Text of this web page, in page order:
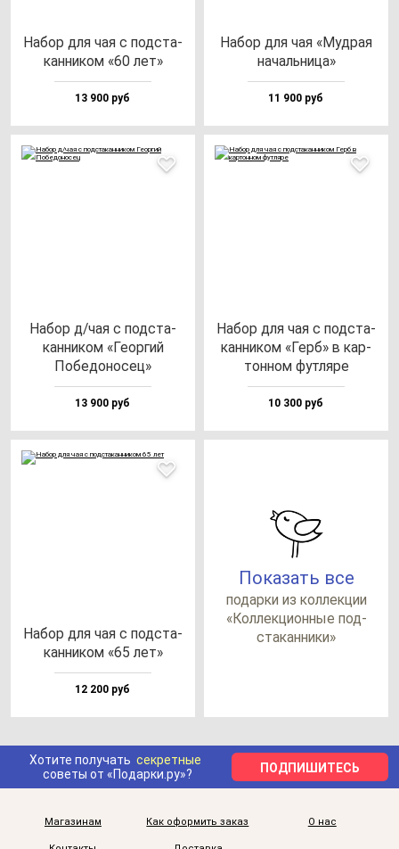
Набор для чая с под­ста­
кан­ни­ком «60 лет»
13 900 руб
Набор для чая «Муд­рая
на­чаль­ни­ца»
11 900 руб
Набор д/чая с под­ста­
кан­ни­ком «Геор­гий
Побе­до­но­сец»
13 900 руб
Набор для чая с под­ста­
кан­ни­ком «Герб» в кар­
тон­ном фут­ля­ре
10 300 руб
Набор для чая с под­ста­
кан­ни­ком «65 лет»
12 200 руб
Показать все
по­дар­ки из кол­лек­ции
«Кол­лек­ци­он­ные под­
ста­кан­ни­ки»
Хотите получать секретные
советы от «Подарки.ру»?
ПОДПИШИТЕСЬ
Магазинам Как оформить заказ О нас